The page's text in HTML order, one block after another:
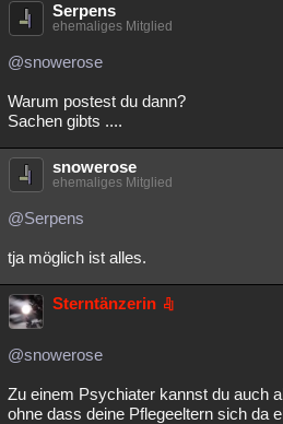
Serpens
ehemaliges Mitglied
@snowerose
Warum postest du dann?
Sachen gibts ....
snowerose
ehemaliges Mitglied
@Serpens
tja möglich ist alles.
Sterntänzerin
@snowerose
Zu einem Psychiater kannst du auch
ohne dass deine Pflegeeltern sich da